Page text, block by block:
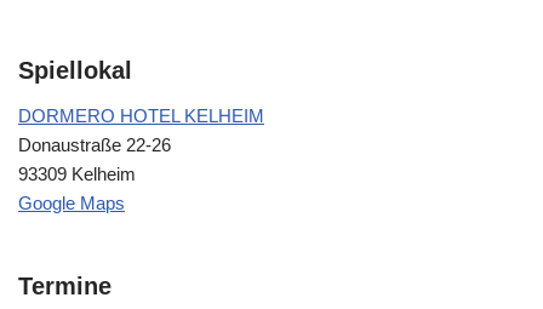
Spiellokal
DORMERO HOTEL KELHEIM
Donaustraße 22-26
93309 Kelheim
Google Maps
Termine